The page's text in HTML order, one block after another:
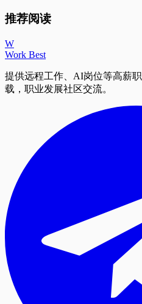
推荐阅读
W
Work Best
提供远程工作、AI岗位等高薪
载，职业发展社区交流。